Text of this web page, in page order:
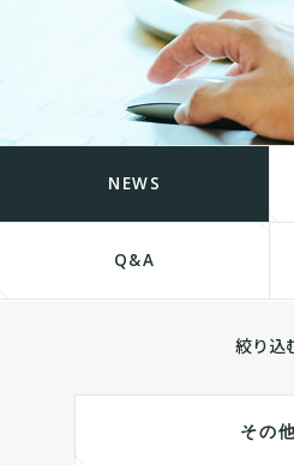
NEWS
Q&A
絞り込
その